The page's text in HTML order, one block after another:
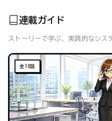
連載ガイド
ストーリーで学ぶ、実践的なシス
全10話